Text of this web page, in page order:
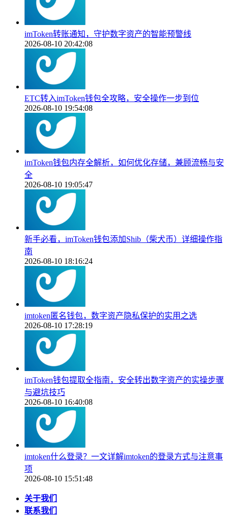
imToken转账通知，守护数字资产的智能预警线
2026-08-10 20:42:08
ETC转入imToken钱包全攻略，安全操作一步到位
2026-08-10 19:54:08
imToken钱包内存全解析，如何优化存储，兼顾流畅与安
全
2026-08-10 19:05:47
新手必看，imToken钱包添加Shib（柴犬币）详细操作指
南
2026-08-10 18:16:24
imtoken匿名钱包，数字资产隐私保护的实用之选
2026-08-10 17:28:19
imToken钱包提取全指南，安全转出数字资产的实操步骤
与避坑技巧
2026-08-10 16:40:08
imtoken什么登录？一文详解imtoken的登录方式与注意事
项
2026-08-10 15:51:48
关于我们
联系我们